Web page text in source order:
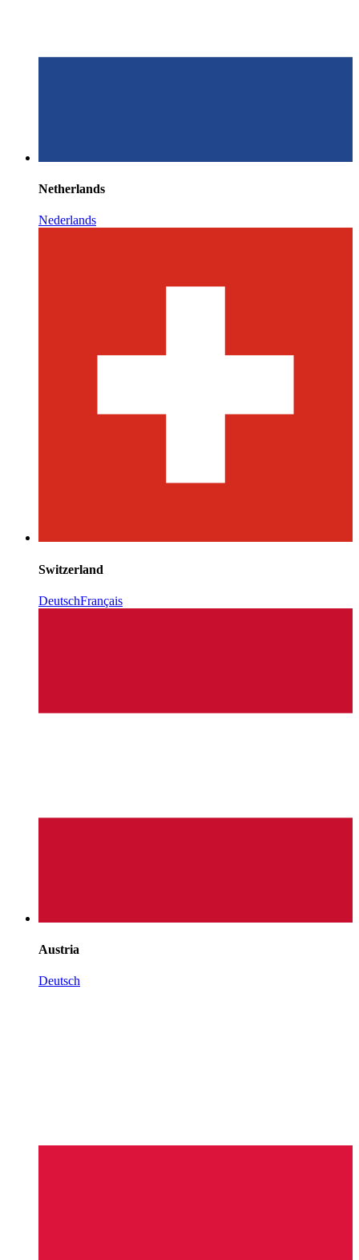
Netherlands
Nederlands
Switzerland
DeutschFrançais
Austria
Deutsch